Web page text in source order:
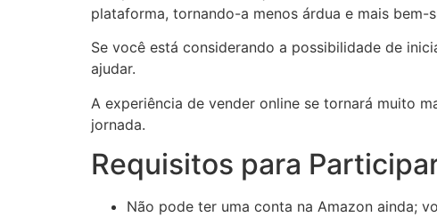
plataforma, tornando-a menos árdua e mais bem-
Se você está considerando a possibilidade de
ajudar.
A experiência de vender online se tornará muito
jornada.
Requisitos para
Não pode ter uma conta na Amazon ainda;